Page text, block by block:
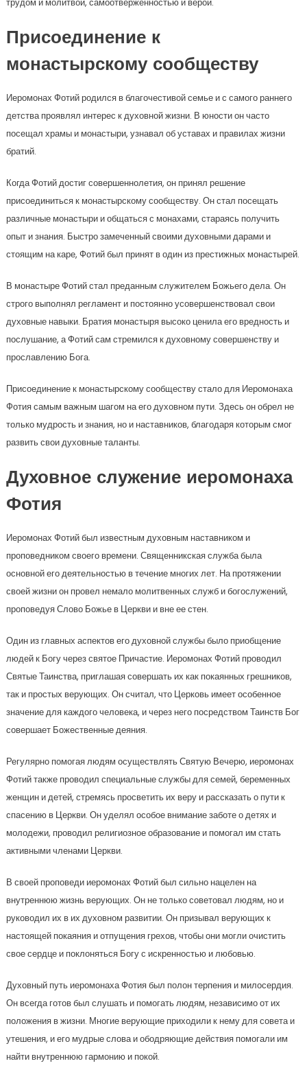
Присоединение к
монастырскому сообществу
Иеромонах Фотий родился в благочестивой семье и с самого раннего
детства проявлял интерес к духовной жизни. В юности он часто
посещал храмы и монастыри, узнавал об уставах и правилах жизни
братий.
Когда Фотий достиг совершеннолетия, он принял решение
присоединиться к монастырскому сообществу. Он стал посещать
различные монастыри и общаться с монахами, стараясь получить
опыт и знания. Быстро замеченный своими духовными дарами и
стоящим на каре, Фотий был принят в один из престижных монастырей.
В монастыре Фотий стал преданным служителем Божьего дела. Он
строго выполнял регламент и постоянно усовершенствовал свои
духовные навыки. Братия монастыря высоко ценила его вредность и
послушание, а Фотий сам стремился к духовному совершенству и
прославлению Бога.
Присоединение к монастырскому сообществу стало для Иеромонаха
Фотия самым важным шагом на его духовном пути. Здесь он обрел не
только мудрость и знания, но и наставников, благодаря которым смог
развить свои духовные таланты.
Духовное служение иеромонаха
Фотия
Иеромонах Фотий был известным духовным наставником и
проповедником своего времени. Священникская служба была
основной его деятельностью в течение многих лет. На протяжении
своей жизни он провел немало молитвенных служб и богослужений,
проповедуя Слово Божье в Церкви и вне ее стен.
Один из главных аспектов его духовной службы было приобщение
людей к Богу через святое Причастие. Иеромонах Фотий проводил
Святые Таинства, приглашая совершать их как покаянных грешников,
так и простых верующих. Он считал, что Церковь имеет особенное
значение для каждого человека, и через него посредством Таинств Бог
совершает Божественные деяния.
Регулярно помогая людям осуществлять Святую Вечерю, иеромонах
Фотий также проводил специальные службы для семей, беременных
женщин и детей, стремясь просветить их веру и рассказать о пути к
спасению в Церкви. Он уделял особое внимание заботе о детях и
молодежи, проводил религиозное образование и помогал им стать
активными членами Церкви.
В своей проповеди иеромонах Фотий был сильно нацелен на
внутреннюю жизнь верующих. Он не только советовал людям, но и
руководил их в их духовном развитии. Он призывал верующих к
настоящей покаяния и отпущения грехов, чтобы они могли очистить
свое сердце и поклоняться Богу с искренностью и любовью.
Духовный путь иеромонаха Фотия был полон терпения и милосердия.
Он всегда готов был слушать и помогать людям, независимо от их
положения в жизни. Многие верующие приходили к нему для совета и
утешения, и его мудрые слова и ободряющие действия помогали им
найти внутреннюю гармонию и покой.